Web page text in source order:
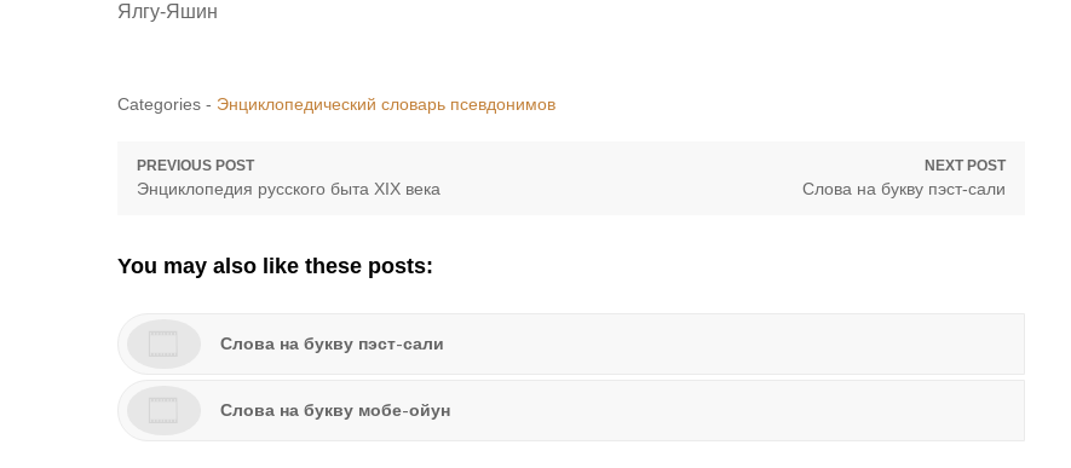
Ялгу-Яшин
Categories - Энциклопедический словарь псевдонимов
Навигация
записям
PREVIOUS POST
Previous
Энциклопедия русского быта XIX века
NEXT POST
Next
Слова на букву пэст-сали
You may also like these posts:
Слова на букву пэст-сали
Слова на букву мобе-ойун